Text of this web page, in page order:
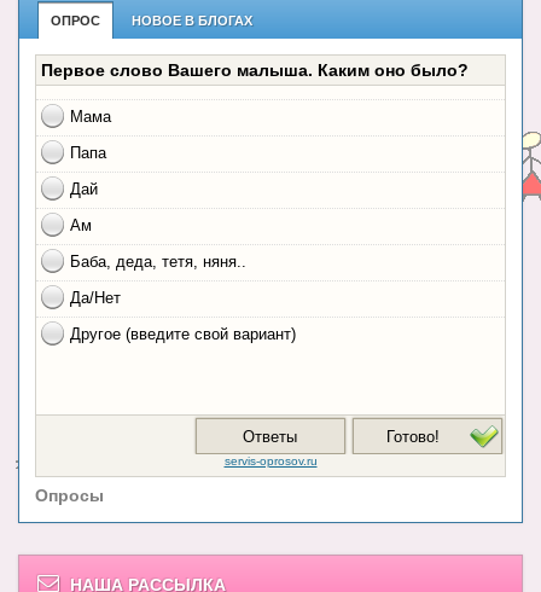
ОПРОС НОВОЕ В БЛОГАХ
Опросы
НАША РАССЫЛКА